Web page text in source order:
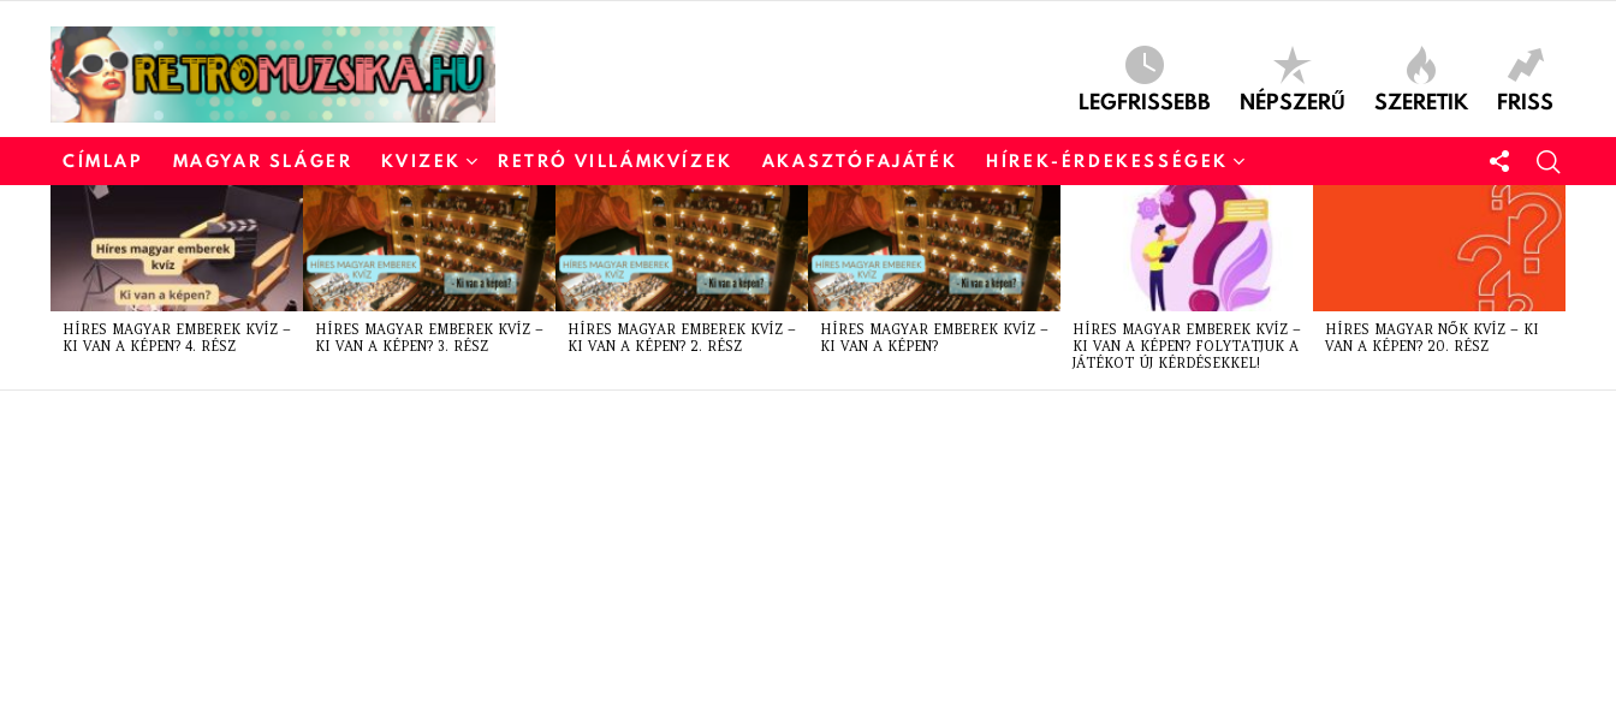
LEGFRISSEBB NÉPSZERŰ SZERETIK FRISS
CÍMLAP MAGYAR SLÁGER KVIZEK RETRÓ VILLÁMKVÍZEK AKASZTÓFAJÁTÉK HÍREK-ÉRDEKESSÉGEK
LATEST
STORIES
HÍRES MAGYAR EMBEREK KVÍZ –
KI VAN A KÉPEN? 4. RÉSZ
HÍRES MAGYAR EMBEREK KVÍZ –
KI VAN A KÉPEN? 3. RÉSZ
HÍRES MAGYAR EMBEREK KVÍZ –
KI VAN A KÉPEN? 2. RÉSZ
HÍRES MAGYAR EMBEREK KVÍZ –
KI VAN A KÉPEN?
HÍRES MAGYAR EMBEREK KVÍZ –
KI VAN A KÉPEN? FOLYTATJUK A
JÁTÉKOT ÚJ KÉRDÉSEKKEL!
HÍRES MAGYAR NŐK KVÍZ – KI
VAN A KÉPEN? 20. RÉSZ